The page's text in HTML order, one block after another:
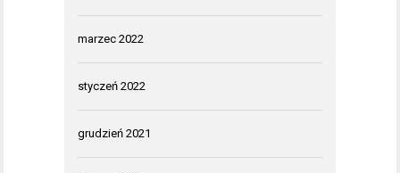
marzec 2022
styczeń 2022
grudzień 2021